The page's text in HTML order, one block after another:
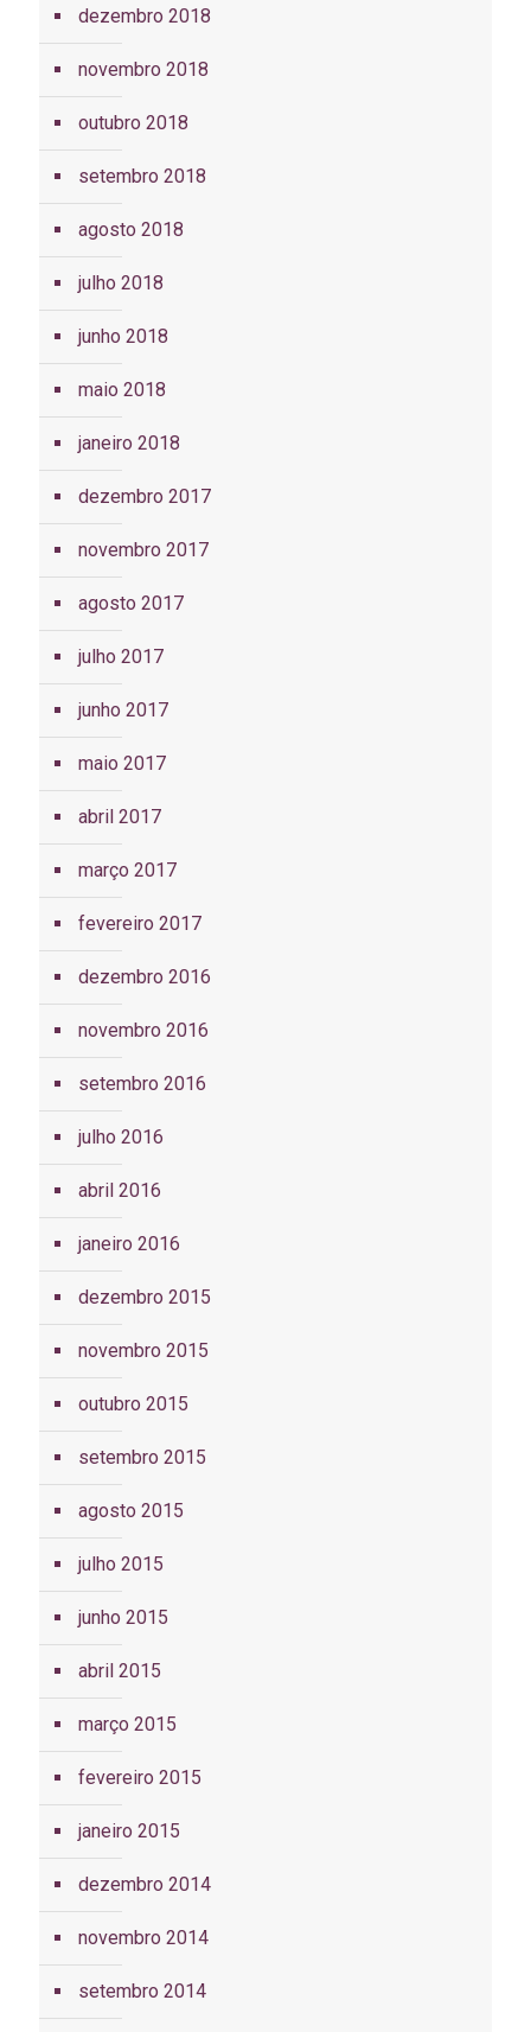
dezembro 2018
novembro 2018
outubro 2018
setembro 2018
agosto 2018
julho 2018
junho 2018
maio 2018
janeiro 2018
dezembro 2017
novembro 2017
agosto 2017
julho 2017
junho 2017
maio 2017
abril 2017
março 2017
fevereiro 2017
dezembro 2016
novembro 2016
setembro 2016
julho 2016
abril 2016
janeiro 2016
dezembro 2015
novembro 2015
outubro 2015
setembro 2015
agosto 2015
julho 2015
junho 2015
abril 2015
março 2015
fevereiro 2015
janeiro 2015
dezembro 2014
novembro 2014
setembro 2014